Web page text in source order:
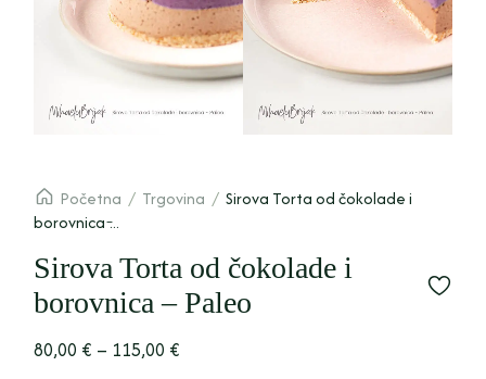
Početna / Trgovina / Sirova Torta od čokolade i
borovnica ̵...
Sirova Torta od čokolade i
borovnica – Paleo
80,00 € – 115,00 €